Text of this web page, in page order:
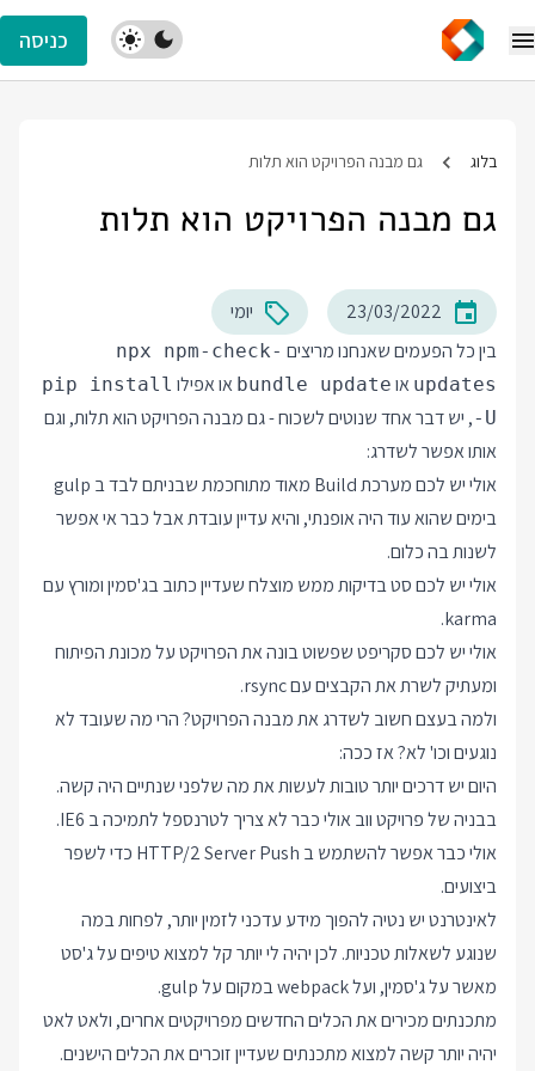
כניסה
בלוג גם מבנה הפרויקט הוא תלות
גם מבנה הפרויקט הוא תלות
23/03/2022
יומי
בין כל הפעמים שאנחנו מריצים npx npm-check-
updates או bundle update או אפילו pip install
-U, יש דבר אחד שנוטים לשכוח - גם מבנה הפרויקט הוא תלות, וגם
אותו אפשר לשדרג:
אולי יש לכם מערכת Build מאוד מתוחכמת שבניתם לבד ב gulp
בימים שהוא עוד היה אופנתי, והיא עדיין עובדת אבל כבר אי אפשר
לשנות בה כלום.
אולי יש לכם סט בדיקות ממש מוצלח שעדיין כתוב בג'סמין ומורץ עם
karma.
אולי יש לכם סקריפט שפשוט בונה את הפרויקט על מכונת הפיתוח
ומעתיק לשרת את הקבצים עם rsync.
ולמה בעצם חשוב לשדרג את מבנה הפרויקט? הרי מה שעובד לא
נוגעים וכו' לא? אז ככה:
היום יש דרכים יותר טובות לעשות את מה שלפני שנתיים היה קשה.
בבניה של פרויקט ווב אולי כבר לא צריך לטרנספל לתמיכה ב IE6.
אולי כבר אפשר להשתמש ב HTTP/2 Server Push כדי לשפר
ביצועים.
לאינטרנט יש נטיה להפוך מידע עדכני לזמין יותר, לפחות במה
שנוגע לשאלות טכניות. לכן יהיה לי יותר קל למצוא טיפים על ג'סט
מאשר על ג'סמין, ועל webpack במקום על gulp.
מתכנתים מכירים את הכלים החדשים מפרויקטים אחרים, ולאט לאט
יהיה יותר קשה למצוא מתכנתים שעדיין זוכרים את הכלים הישנים.